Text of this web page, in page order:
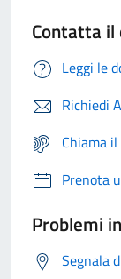
Contatta il
Leggi le
Richiedi
Chiama
Prenota
Problemi
Segnala